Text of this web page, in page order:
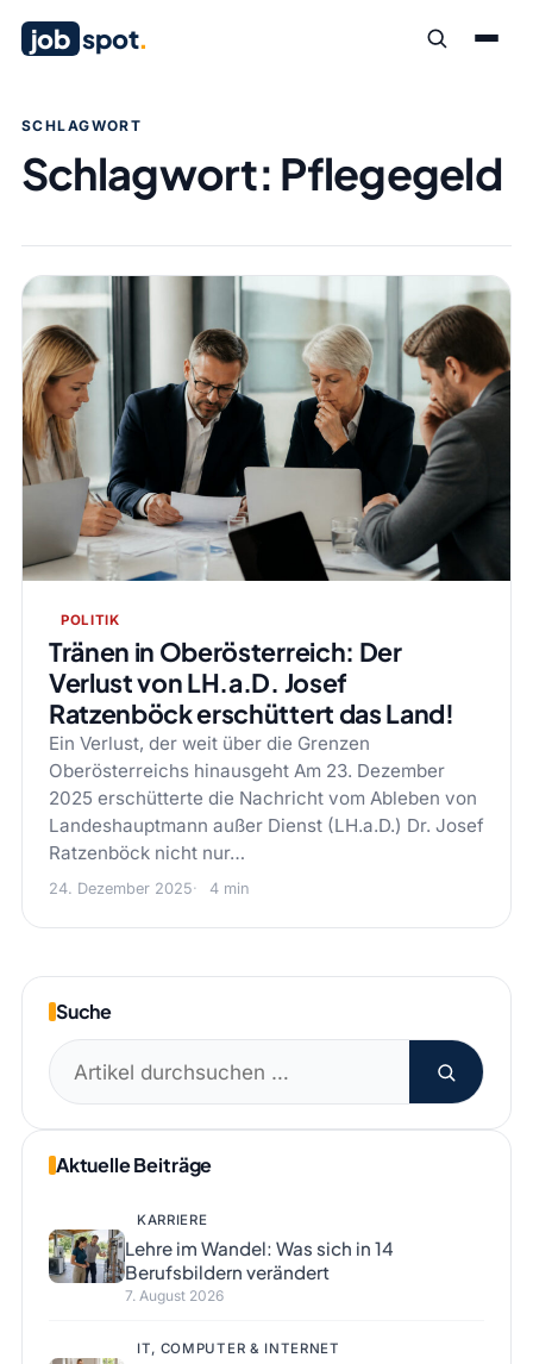
job spot.
SCHLAGWORT
Schlagwort: Pflegegeld
POLITIK
Tränen in Oberösterreich: Der
Verlust von LH.a.D. Josef
Ratzenböck erschüttert das Land!
Ein Verlust, der weit über die Grenzen
Oberösterreichs hinausgeht Am 23. Dezember
2025 erschütterte die Nachricht vom Ableben von
Landeshauptmann außer Dienst (LH.a.D.) Dr. Josef
Ratzenböck nicht nur…
24. Dezember 2025 4 min
Suche
Suchen
nach:
Aktuelle Beiträge
KARRIERE
Lehre im Wandel: Was sich in 14
Berufsbildern verändert
7. August 2026
IT, COMPUTER & INTERNET